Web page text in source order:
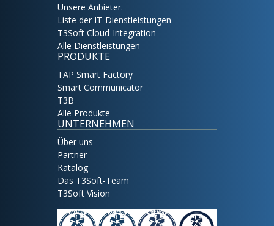
Unsere Anbieter.
Liste der IT-Dienstleistungen
T3Soft Cloud-Integration
Alle Dienstleistungen
PRODUKTE
TAP Smart Factory
Smart Communicator
T3B
Alle Produkte
UNTERNEHMEN
Über uns
Partner
Katalog
Das T3Soft-Team
T3Soft Vision